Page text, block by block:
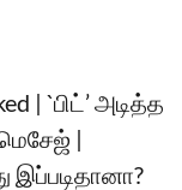
| `பிட்’ அடித்த
|
இப்படிதானா?